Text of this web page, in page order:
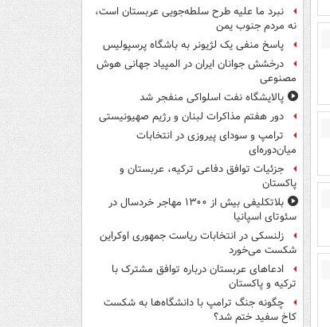
نبرد ما علیه طرح سلطه‌جویی عربستان است،
نه مردم جنوب یمن
پاسخ منفی یک لژیونر به باشگاه پرسپولیس
درخشش جوانان ایران در المپیاد جهانی هوش
مصنوعی
پالایشگاه نفت اسلواکی منفجر شد
دور هفتم مذاکرات لبنان و رژیم صهیونیستی
ترامپ و سودای پیروزی در انتخابات
میان‌دوره‌ای
جزئیات توافق دفاعی ترکیه، عربستان و
پاکستان
بلاتکلیفی بیش از ۱۳۰۰ مهاجر خردسال در
سئوتای اسپانیا
زلنسکی در انتخابات ریاست جمهوری اوکراین
شکست می‌خورد
ادعاهای عربستان درباره توافق مشترک با
ترکیه و پاکستان
چگونه جنگ ترامپ با دانشگاه‌ها به شکست
کاخ سفید ختم شد؟